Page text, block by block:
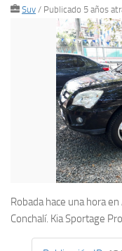
Suv / Publicado 5 años
Robada hace una hora
Conchalí. Kia Sportage